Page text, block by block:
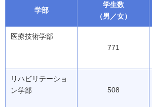
学部
学生数
（男／女）
医療技術学部
771
リハビリテーショ
ン学部
508